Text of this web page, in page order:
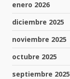
enero 2026
diciembre 2025
noviembre 2025
octubre 2025
septiembre 2025